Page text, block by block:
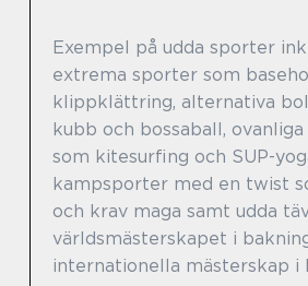
Exempel på udda sporter
extrema sporter som
klippklättring, alternativa
kubb och bossaball,
som kitesurfing och SUP-
kampsporter med en twist
och krav maga samt udda
världsmästerskapet i
internationella mästerskap i